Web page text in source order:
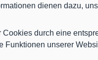
dienen dazu,
durch eine
Funktionen unserer